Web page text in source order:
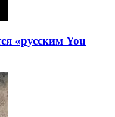
«русским You